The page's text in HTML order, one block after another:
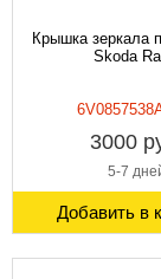
Крышка зеркала
Skoda
3000
5-7
Добавить в